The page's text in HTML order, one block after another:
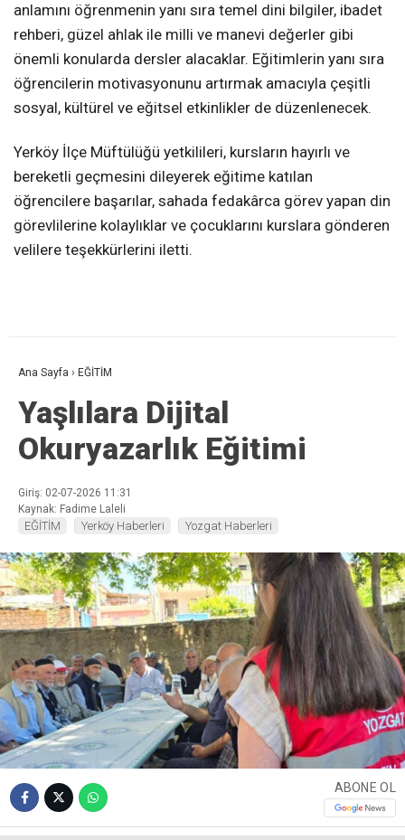
anlamını öğrenmenin yanı sıra temel dini bilgiler, ibadet
rehberi, güzel ahlak ile milli ve manevi değerler gibi
önemli konularda dersler alacaklar. Eğitimlerin yanı sıra
öğrencilerin motivasyonunu artırmak amacıyla çeşitli
sosyal, kültürel ve eğitsel etkinlikler de düzenlenecek.
Yerköy İlçe Müftülüğü yetkilileri, kursların hayırlı ve
bereketli geçmesini dileyerek eğitime katılan
öğrencilere başarılar, sahada fedakârca görev yapan din
görevlilerine kolaylıklar ve çocuklarını kurslara gönderen
velilere teşekkürlerini iletti.
Ana Sayfa › EĞİTİM
Yaşlılara Dijital
Okuryazarlık Eğitimi
Giriş: 02-07-2026 11:31
Kaynak: Fadime Laleli
EĞİTİM Yerköy Haberleri Yozgat Haberleri
ABONE OL